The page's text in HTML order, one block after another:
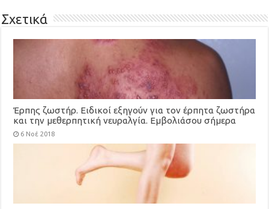
Σχετικά
Έρπης ζωστήρ. Ειδικοί εξηγούν για τον έρπητα ζωστήρα
και την μεθερπητική νευραλγία. Εμβολιάσου σήμερα
(video)
6 Νοέ 2018